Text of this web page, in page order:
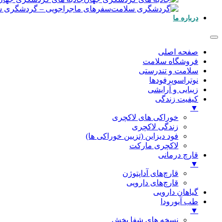
سفرهای ماجراجویی – گردشگری
درباره ما
صفحه اصلی
فروشگاه سلامت
سلامت و تندرستی
نوتراسوپرفودها
زیبایی و آرایشی
کیفیت زندگی
▼
خوراکی های لاکچری
زندگی لاکچری
فود دیزاین (تزیین خوراکی ها)
لاکچری مارکت
قارچ درمانی
▼
قارچ‌های آداپتوژن
قارچ‌های دارویی
گیاهان دارویی
طب آیورودا
▼
نسخه های شفا بخش